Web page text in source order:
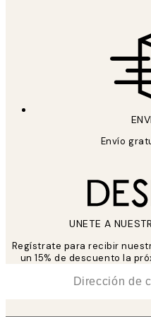
Envío
UNETE A
Regístrate para recibir
un 15% de descuento la